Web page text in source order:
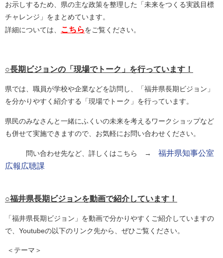
お示しするため、県の主な政策を整理した「未来をつくる実践目標
チャレンジ」をまとめています。
詳細については、 こちらをご覧ください。
○長期ビジョンの「現場でトーク」を行っています！
県では、職員が学校や企業などを訪問し、「福井県長期ビジョン」
を分かりやすく紹介する「現場でトーク」を行っています。
県民のみなさんと一緒にふくいの未来を考えるワークショップなど
も併せて実施できますので、お気軽にお問い合わせください。
問い合わせ先など、詳しくはこちら → 福井県知事公室
広報広聴課
○福井県長期ビジョンを動画で紹介しています！
「福井県長期ビジョン」を動画で分かりやすくご紹介していますの
で、Youtubeの以下のリンク先から、ぜひご覧ください。
＜テーマ＞